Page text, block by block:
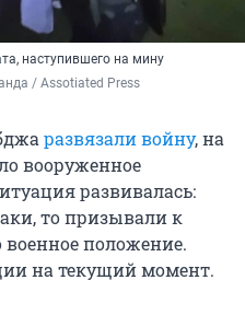
наступившего на мину
/ Assotiated Press
развязали войну, на
вооруженное
развивалась:
то призывали к
военное положение.
на текущий момент.